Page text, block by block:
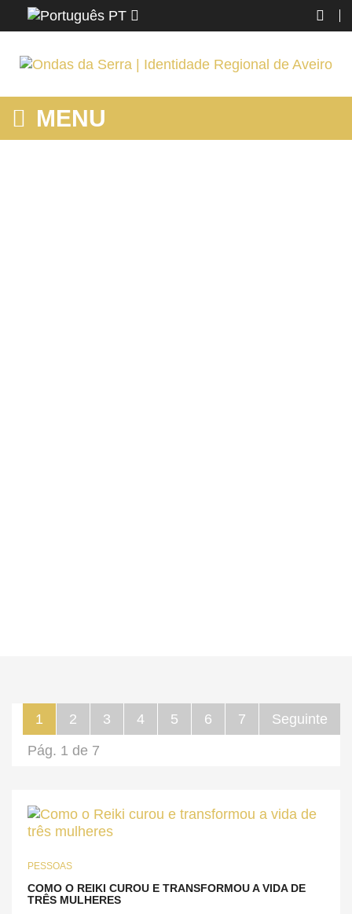
PT
MENU
1 2 3 4 5 6 7
Seguinte
Pág. 1 de 7
PESSOAS
COMO O REIKI CUROU E TRANSFORMOU A VIDA DE
TRÊS MULHERES